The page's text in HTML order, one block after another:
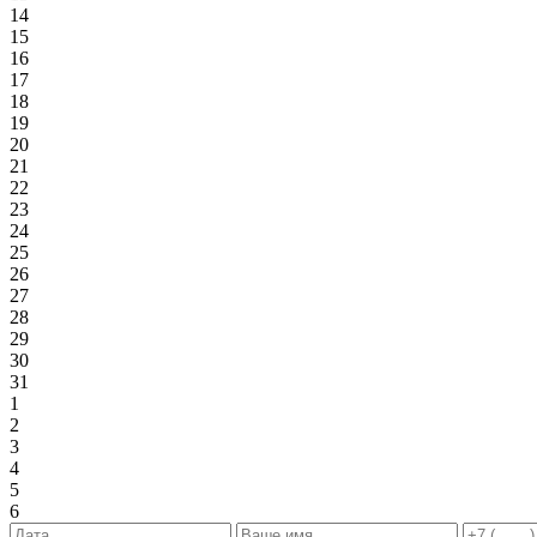
14
15
16
17
18
19
20
21
22
23
24
25
26
27
28
29
30
31
1
2
3
4
5
6